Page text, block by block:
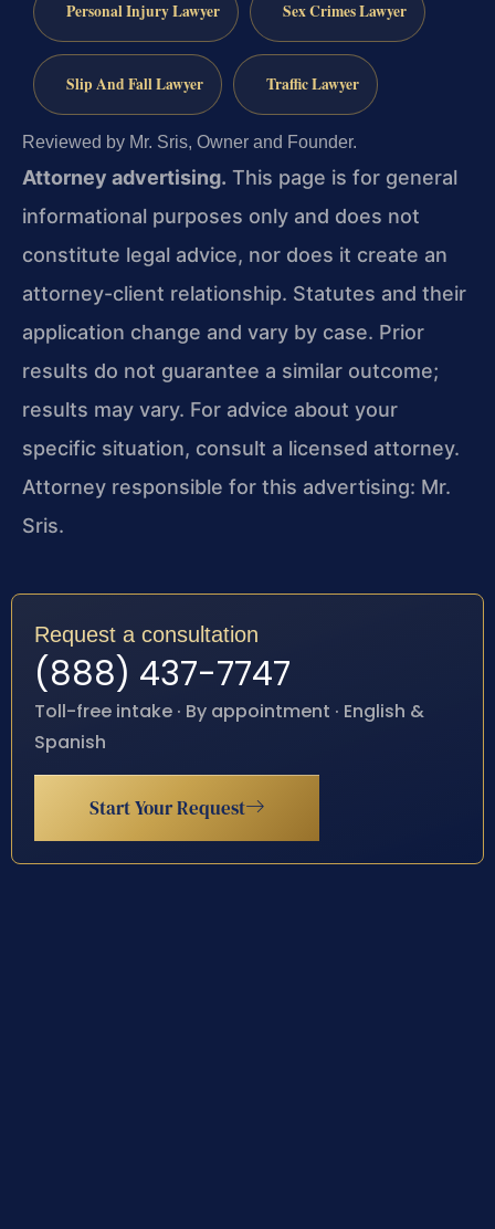
Personal Injury Lawyer Sex Crimes Lawyer
Slip And Fall Lawyer Traffic Lawyer
Reviewed by Mr. Sris, Owner and Founder.
Attorney advertising. This page is for general
informational purposes only and does not
constitute legal advice, nor does it create an
attorney-client relationship. Statutes and their
application change and vary by case. Prior
results do not guarantee a similar outcome;
results may vary. For advice about your
specific situation, consult a licensed attorney.
Attorney responsible for this advertising: Mr.
Sris.
Request a consultation
(888) 437-7747
Toll-free intake · By appointment · English &
Spanish
Start Your Request